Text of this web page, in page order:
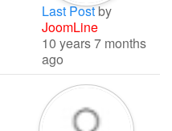
Last Postby
JoomLine
10 years 7 months
ago